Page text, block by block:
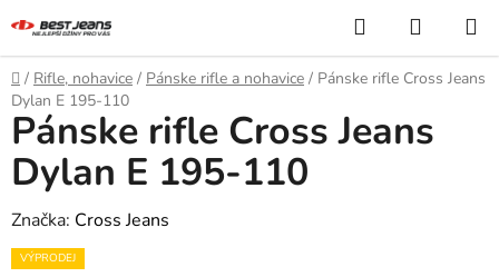
na
obsah
Hľadať
KOŠÍK
Domov
/ Rifle, nohavice / Pánske rifle a nohavice / Pánske rifle Cross Jeans
Dylan E 195-110
Pánske rifle Cross Jeans
Dylan E 195-110
Značka: Cross Jeans
VÝPRODEJ